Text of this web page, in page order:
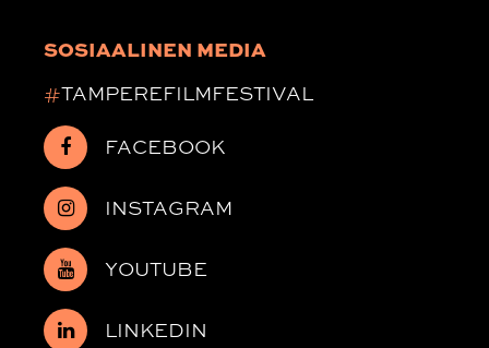
SOSIAALINEN MEDIA
#TAMPEREFILMFESTIVAL
FACEBOOK
INSTAGRAM
YOUTUBE
LINKEDIN